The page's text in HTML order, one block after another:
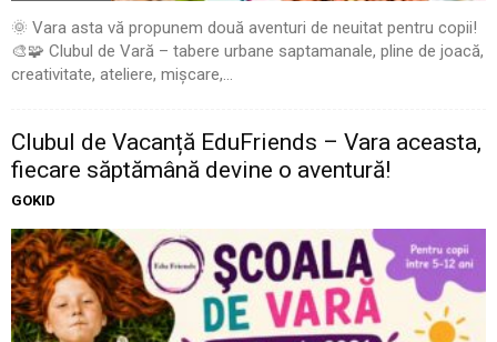
🌞 Vara asta vă propunem două aventuri de neuitat pentru copii!
🎨🧩 Clubul de Vară – tabere urbane saptamanale, pline de joacă,
creativitate, ateliere, mișcare,...
Clubul de Vacanță EduFriends – Vara aceasta,
fiecare săptămână devine o aventură!
GOKID